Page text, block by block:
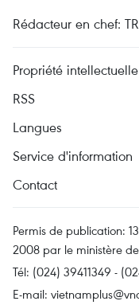
Rédacteur en chef:
Propriété intellectuelle
RSS
Langues
Service d'information
Contact
Permis de publication:
2008 par le ministère
Tél: (024) 39411349 -
E-mail: